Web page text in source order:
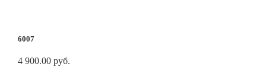
6007
4 900.00 руб.